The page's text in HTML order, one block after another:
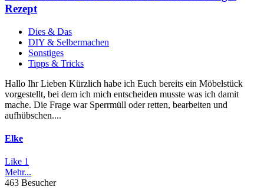
Rezept
Dies & Das
DIY & Selbermachen
Sonstiges
Tipps & Tricks
Hallo Ihr Lieben Kürzlich habe ich Euch bereits ein Möbelstück
vorgestellt, bei dem ich mich entscheiden musste was ich damit
mache. Die Frage war Sperrmüll oder retten, bearbeiten und
aufhübschen....
Elke
Like 1
Mehr...
463 Besucher